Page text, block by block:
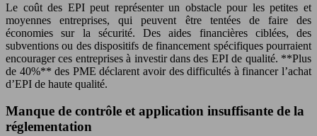
Le coût des EPI peut représenter un obstacle pour les petites et
moyennes entreprises, qui peuvent être tentées de faire des
économies sur la sécurité. Des aides financières ciblées, des
subventions ou des dispositifs de financement spécifiques pourraient
encourager ces entreprises à investir dans des EPI de qualité. **Plus
de 40%** des PME déclarent avoir des difficultés à financer l’achat
d’EPI de haute qualité.
Manque de contrôle et application insuffisante de la
réglementation